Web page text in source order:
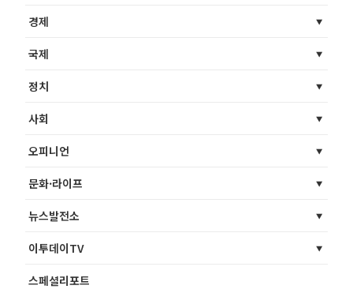
경제
국제
정치
사회
오피니언
문화·라이프
뉴스발전소
이투데이TV
스페셜리포트